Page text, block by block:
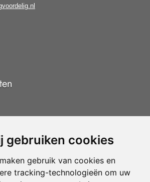
gebruiken cookies
gebruik van cookies en
tracking-technologieën om uw
Update cookies voorkeuren
betekent dat u dealgemene voorwaarden van CBW